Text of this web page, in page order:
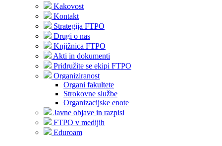
Kakovost
Kontakt
Strategija FTPO
Drugi o nas
Knjižnica FTPO
Akti in dokumenti
Pridružite se ekipi FTPO
Organiziranost
Organi fakultete
Strokovne službe
Organizacijske enote
Javne objave in razpisi
FTPO v medijih
Eduroam